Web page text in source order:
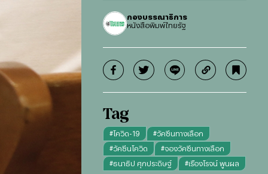
กองบรรณาธิการ
หนังสือพิมพ์ไทยรัฐ
Tag
#โควิด-19 #วัคซีนทางเลือก
#วัคซีนโควิด #จองวัคซีนทางเลือก
#ธนาธิป ศุภประดิษฐ์ #เรืองโรจน์ พูนผล